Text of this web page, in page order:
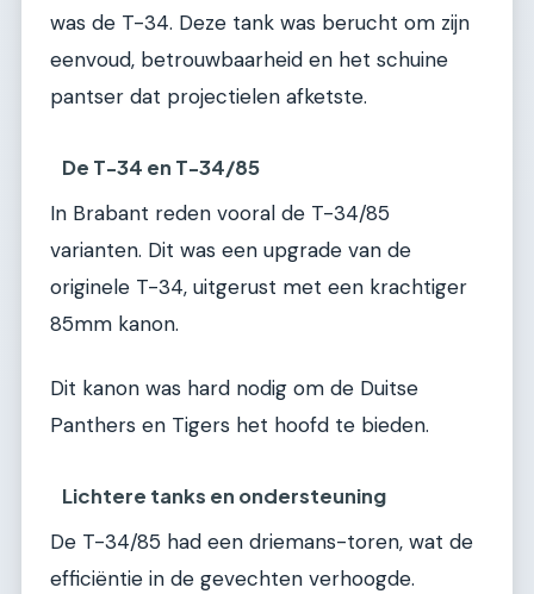
was de T-34. Deze tank was berucht om zijn
eenvoud, betrouwbaarheid en het schuine
pantser dat projectielen afketste.
De T-34 en T-34/85
In Brabant reden vooral de T-34/85
varianten. Dit was een upgrade van de
originele T-34, uitgerust met een krachtiger
85mm kanon.
Dit kanon was hard nodig om de Duitse
Panthers en Tigers het hoofd te bieden.
Lichtere tanks en ondersteuning
De T-34/85 had een driemans-toren, wat de
efficiëntie in de gevechten verhoogde.